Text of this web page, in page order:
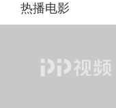
热播电影